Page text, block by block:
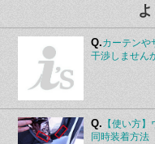
Q.カーテンや
干渉しません
Q. 【使い方
同時装着方法